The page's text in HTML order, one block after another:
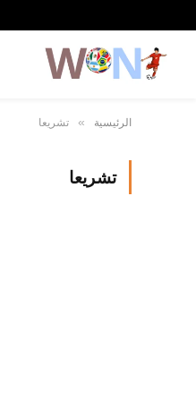
الرئيسية » تشريعا
تشريعا